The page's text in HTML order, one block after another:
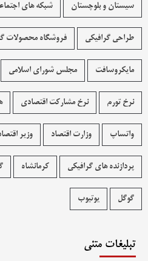
سیستان و بلوچستان شبکه های
طراحی گرافیکی فروشگاه محصولات
مایکروسافت مجلس شورای اسلامی
نرخ تورم نرخ مشارکت اقتصادی
واتساپ وزارت اقتصاد وزیر
پردازنده های گرافیکی کرمانشاه
گوگل یوتیوب
تبلیغات متنی